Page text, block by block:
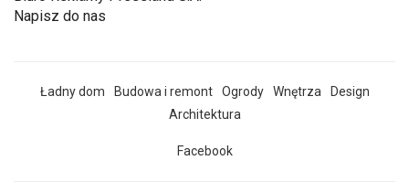
Napisz do nas
Ładny dom Budowa i remont Ogrody Wnętrza
Design
Architektura
Facebook